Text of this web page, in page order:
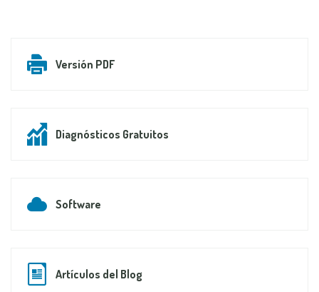
Versión PDF
Diagnósticos Gratuitos
Software
Artículos del Blog